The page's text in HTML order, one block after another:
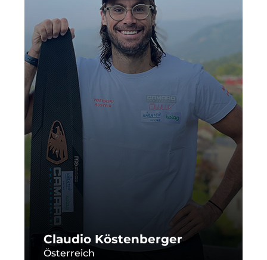
Claudio Köstenberger
Österreich